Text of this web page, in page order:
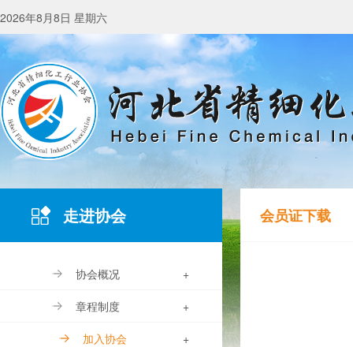
2026年8月8日 星期六
走进协会
协会概况 +
章程制度 +
加入协会
+
会员证下载